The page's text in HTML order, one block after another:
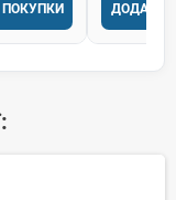
ДОДАТИ